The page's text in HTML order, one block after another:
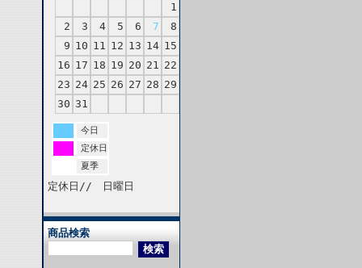
1
2
3 4 5 6 7
8
9 10 11 12 13 14 15
16 17 18 19 20 21 22
23 24 25 26 27 28 29
30 31
今日
定休日
夏季
定休日// 日曜日
商品検索